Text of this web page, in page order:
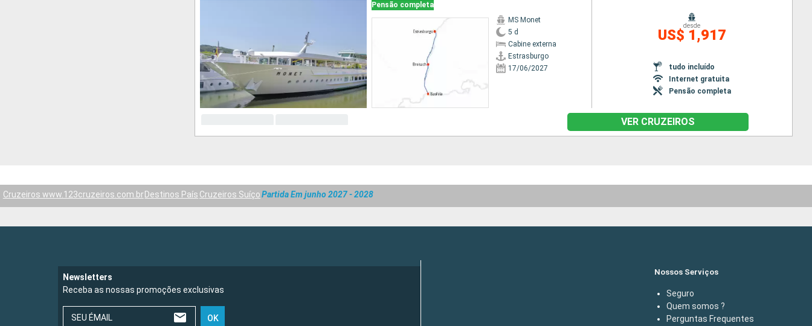
Pensão completa
MS Monet
5 d
Cabine externa
Estrasburgo
17/06/2027
desde
US$ 1,917
tudo incluído
Internet gratuita
Pensão completa
VER CRUZEIROS
Cruzeiros www.123cruzeiros.com.br Destinos País Cruzeiros SuíçoPartida Em junho 2027 - 2028
Newsletters
Receba as nossas promoções exclusivas
SEU ÉMAIL OK
Nossos Serviços
Seguro
Quem somos ?
Perguntas Frequentes